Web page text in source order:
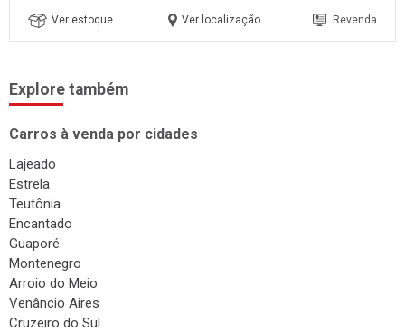
Ver estoque Ver localização Revenda
Explore também
Carros à venda por cidades
Lajeado
Estrela
Teutônia
Encantado
Guaporé
Montenegro
Arroio do Meio
Venâncio Aires
Cruzeiro do Sul